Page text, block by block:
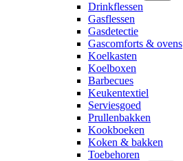
Drinkflessen
Gasflessen
Gasdetectie
Gascomforts & ovens
Koelkasten
Koelboxen
Barbecues
Keukentextiel
Serviesgoed
Prullenbakken
Kookboeken
Koken & bakken
Toebehoren